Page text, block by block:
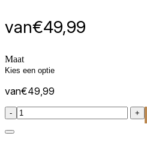
van€49,99
Maat
van€49,99
:product_name quantity
- +